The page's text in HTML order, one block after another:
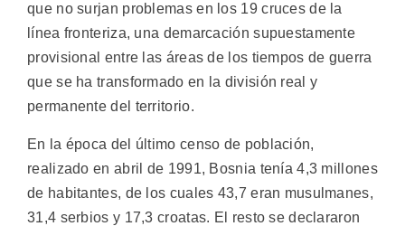
que no surjan problemas en los 19 cruces de la
línea fronteriza, una demarcación supuestamente
provisional entre las áreas de los tiempos de guerra
que se ha transformado en la división real y
permanente del territorio.
En la época del último censo de población,
realizado en abril de 1991, Bosnia tenía 4,3 millones
de habitantes, de los cuales 43,7 eran musulmanes,
31,4 serbios y 17,3 croatas. El resto se declararon